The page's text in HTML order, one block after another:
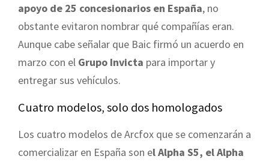
apoyo de 25 concesionarios en España, no
obstante evitaron nombrar qué compañías eran.
Aunque cabe señalar que Baic firmó un acuerdo en
marzo con el Grupo Invicta para importar y
entregar sus vehículos.
Cuatro modelos, solo dos homologados
Los cuatro modelos de Arcfox que se comenzarán a
comercializar en España son el Alpha S5, el Alpha